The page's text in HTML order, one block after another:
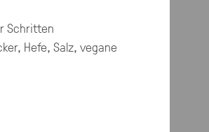
Schritten
Hefe, Salz, vegane